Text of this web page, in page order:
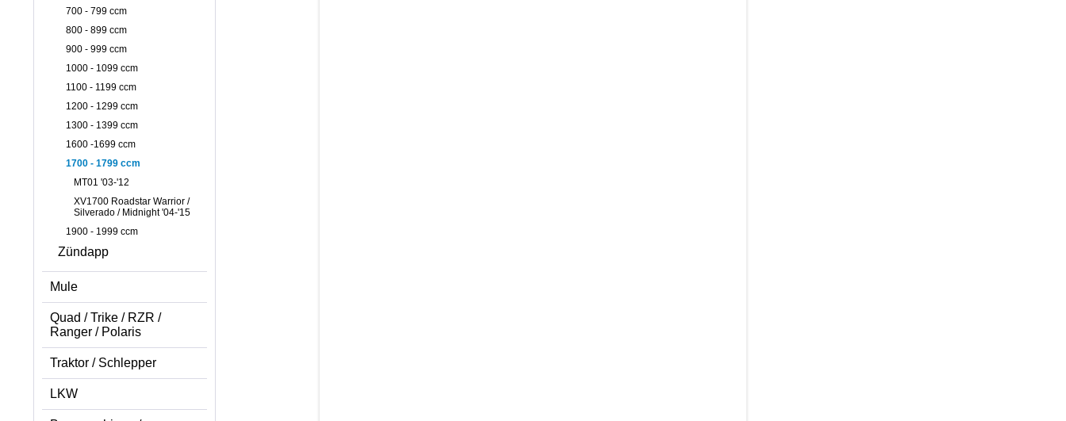
700 - 799 ccm
800 - 899 ccm
900 - 999 ccm
1000 - 1099 ccm
1100 - 1199 ccm
1200 - 1299 ccm
1300 - 1399 ccm
1600 -1699 ccm
1700 - 1799 ccm
MT01 '03-'12
XV1700 Roadstar Warrior /
Silverado / Midnight '04-'15
1900 - 1999 ccm
Zündapp
Mule
Quad / Trike / RZR /
Ranger / Polaris
Traktor / Schlepper
LKW